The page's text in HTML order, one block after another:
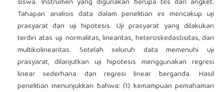
siswa. Instrumen yang digunakan berupa tes dan angket.
Tahapan analisis data dalam penelitian ini mencakup uji
prasyarat dan uji hipotesis. Uji prasyarat yang dilakukan
terdiri atas uji normalitas, linearitas, heteroskedastisitas, dan
multikolinearitas. Setelah seluruh data memenuhi uji
prasyarat, dilanjutkan uji hipotesis menggunakan regresi
linear sederhana dan regresi linear berganda. Hasil
penelitian menunjukkan bahwa: (1) kemampuan pemahaman